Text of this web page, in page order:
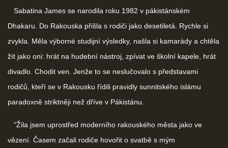
Sabatina James se narodila roku 1982 v pákistánském
Dhakaru. Do Rakouska přišla s rodiči jako desetiletá. Rychle si
zvykla. Měla výborné studijní výsledky, našla si kamarády a chtěla
žít jako oni: hrát na hudební nástroj, zpívat ve školní kapele, hrát
divadlo. Chodit ven. Jenže to se neslučovalo s představami
rodičů, kteří se v Rakousku řídili pravidly sunnitského islámu
paradoxně striktněji než dříve v Pákistánu.
"Žila jsem uprostřed moderního rakouského města jako ve
vězení. Časem začali rodiče hovořit o svatbě s mým